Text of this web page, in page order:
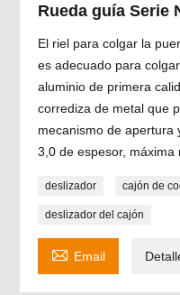
Rueda guía Serie
El riel para colgar la
es adecuado para
aluminio de primera
corrediza de metal que
mecanismo de apertura
3,0 de espesor, máxima
deslizador cajón de
deslizador del cajón
 Email